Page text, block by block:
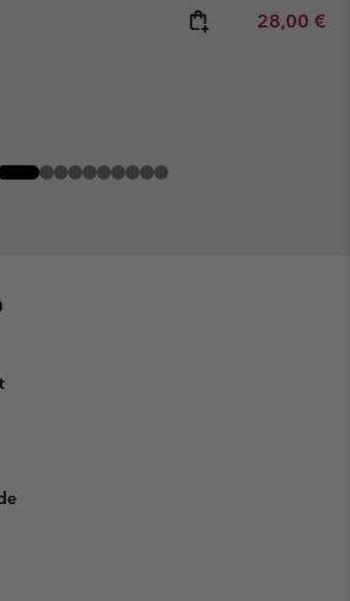
price: Minimum
28,00 €